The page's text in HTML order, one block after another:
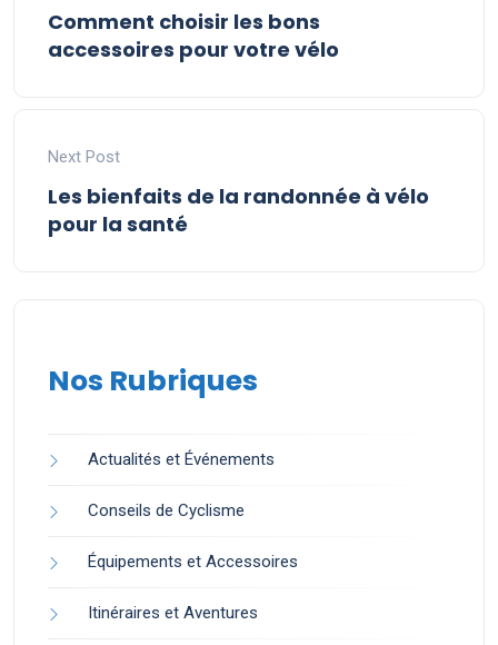
Comment choisir les bons
accessoires pour votre vélo
Next Post
Les bienfaits de la randonnée à vélo
pour la santé
Nos Rubriques
Actualités et Événements
Conseils de Cyclisme
Équipements et Accessoires
Itinéraires et Aventures